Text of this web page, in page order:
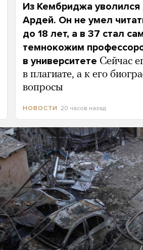
Из Кембриджа
Ардей. Он не умел
до 18 лет, а в 37 стал
темнокожим
в университете Сейчас
в плагиате, а к его
вопросы
НОВОСТИ 20 часов назад